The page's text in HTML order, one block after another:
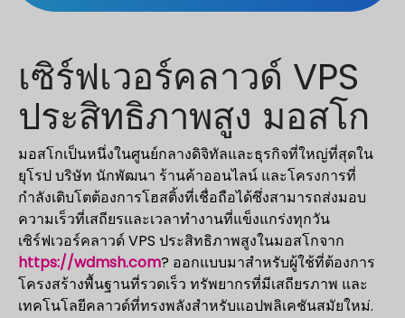
เซิร์ฟเวอร์คลาวด์ VPS
ประสิทธิภาพสูง มอสโก
มอสโกเป็นหนึ่งในศูนย์กลางดิจิทัลและธุรกิจที่ใหญ่ที่สุดใน
ยุโรป บริษัท นักพัฒนา ร้านค้าออนไลน์ และโครงการที่
กำลังเติบโตต้องการโฮสติ้งที่เชื่อถือได้ซึ่งสามารถส่งมอบ
ความเร็วที่เสถียรและเวลาทำงานที่แข็งแกร่งทุกวัน
เซิร์ฟเวอร์คลาวด์ VPS ประสิทธิภาพสูงในมอสโกจาก
https://wdmsh.com? ออกแบบมาสำหรับผู้ใช้ที่ต้องการ
โครงสร้างพื้นฐานที่รวดเร็ว ทรัพยากรที่มีเสถียรภาพ และ
เทคโนโลยีคลาวด์ที่ทรงพลังสำหรับแอปพลิเคชันสมัยใหม่.